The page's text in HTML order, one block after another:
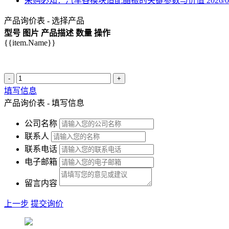
产品询价表 - 选择产品
型号 图片 产品描述 数量 操作
{{item.Name}}
- +
填写信息
产品询价表 - 填写信息
公司名称
联系人
联系电话
电子邮箱
留言内容
上一步 提交询价